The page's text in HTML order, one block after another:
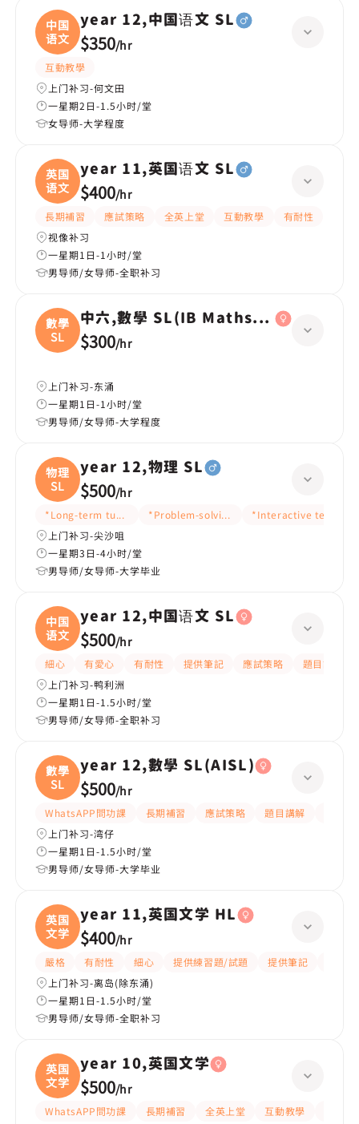
中国
语文
year 12,中国语文 SL
$350/hr
互動教學
上门补习-何文田
一星期2日-1.5小时/堂
女导师-大学程度
英国
语文
year 11,英国语文 SL
$400/hr
長期補習 應試策略 全英上堂 互動教學
有耐性
视像补习
一星期1日-1小时/堂
男导师/女导师-全职补习
數學
SL
中六,數學 SL(IB Maths AA SL)
$300/hr
上门补习-东涌
一星期1日-1小时/堂
男导师/女导师-大学程度
物理
SL
year 12,物理 SL
$500/hr
*Long-term tutoring *Problem-solving ideas*Interactive teaching
上门补习-尖沙咀
一星期3日-4小时/堂
男导师/女导师-大学毕业
中国
语文
year 12,中国语文 SL
$500/hr
細心 有愛心 有耐性 提供筆記 應試策略
題目講解
上门补习-鸭利洲
一星期1日-1.5小时/堂
男导师/女导师-全职补习
數學
SL
year 12,數學 SL(AISL)
$500/hr
WhatsAPP問功課 長期補習 應試策略 題目講解
上门补习-湾仔
一星期1日-1.5小时/堂
男导师/女导师-大学毕业
英国
文学
year 11,英国文学 HL
$400/hr
嚴格 有耐性 細心 提供練習題/試題 提供筆記
上门补习-离岛(除东涌)
一星期1日-1.5小时/堂
男导师/女导师-全职补习
英国
文学
year 10,英国文学
$500/hr
WhatsAPP問功課 長期補習 全英上堂 互動教學